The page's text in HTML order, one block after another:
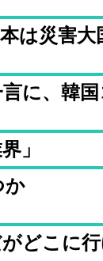
は災害大
に、韓
」
か
どこに